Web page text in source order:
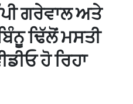
ਗਰੇਵਾਲ ਅਤੇ
ਢਿੱਲੋਂ ਮਸਤੀ
ਹੋ ਰਿਹਾ